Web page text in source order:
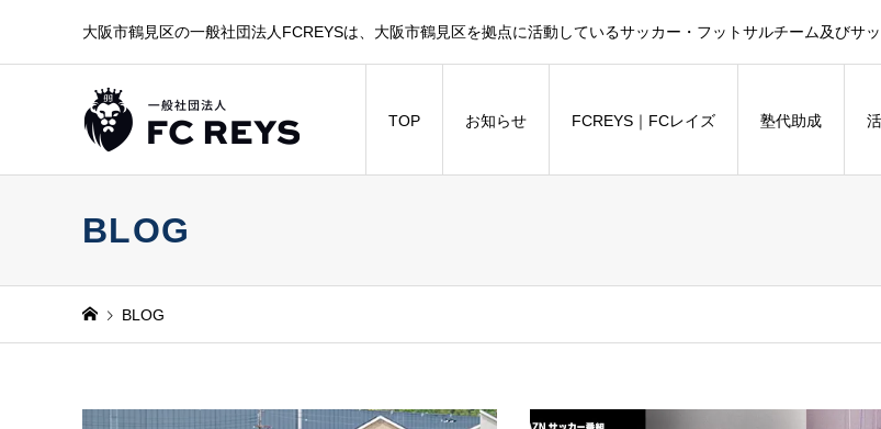
大阪市鶴見区の一般社団法人FCREYSは、大阪市鶴見区を拠点に活動しているサッカー・フットサルチーム及びサ
TOP お知らせ FCREYS｜FCレイズ 塾代助成
BLOG
BLOG